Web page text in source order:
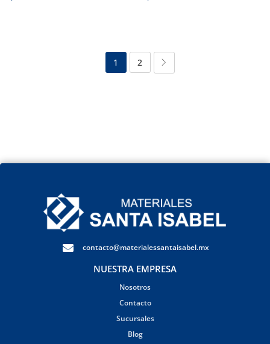
1 2
contacto@materialessantaisabel.mx
NUESTRA EMPRESA
Nosotros
Contacto
Sucursales
Blog